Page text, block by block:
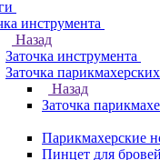
инструмента
Назад
Заточка инструмента
Заточка
Назад
Заточка
Парикмахерские
Пинцет для бровей